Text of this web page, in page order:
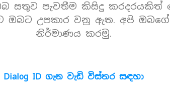
සතුව පැවතීම කිසිදු කරදරයකිත්
ඔබට උපකාර වනු ඇත. අපි ඔබගේ
නිර්මාණය කරමු.
Dialog ID ගැන වැඩි විස්තර සඳහා